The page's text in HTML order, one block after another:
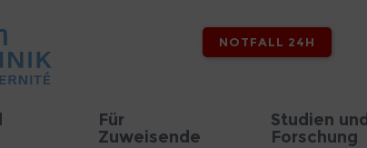
NOTFALL 24H
Für
Zuweisende
Studien und
Forschung